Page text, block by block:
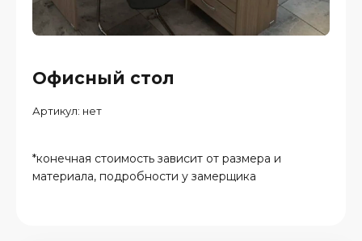
Офисный стол
Артикул: нет
*конечная стоимость зависит от размера и
материала, подробности у замерщика